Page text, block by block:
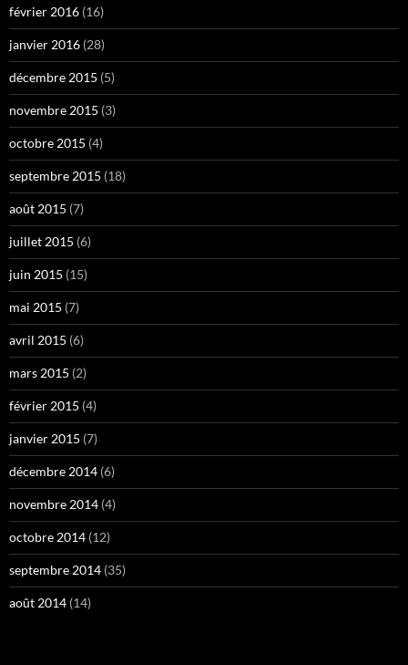
février 2016 (16)
janvier 2016 (28)
décembre 2015 (5)
novembre 2015 (3)
octobre 2015 (4)
septembre 2015 (18)
août 2015 (7)
juillet 2015 (6)
juin 2015 (15)
mai 2015 (7)
avril 2015 (6)
mars 2015 (2)
février 2015 (4)
janvier 2015 (7)
décembre 2014 (6)
novembre 2014 (4)
octobre 2014 (12)
septembre 2014 (35)
août 2014 (14)